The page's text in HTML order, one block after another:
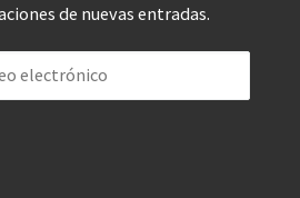
de nuevas entradas.
electrónico